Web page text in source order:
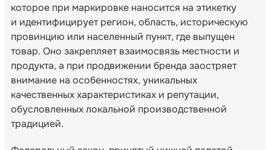
которое при маркировке наносится на этикетку
и идентифицирует регион, область, историческую
провинцию или населенный пункт, где выпущен
товар. Оно закрепляет взаимосвязь местности и
продукта, а при продвижении бренда заостряет
внимание на особенностях, уникальных
качественных характеристиках и репутации,
обусловленных локальной производственной
традицией.